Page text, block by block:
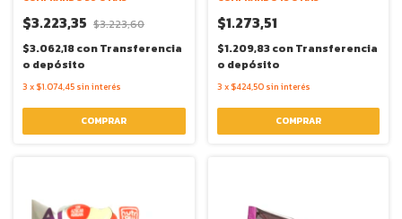
$3.223,35 $3.223,60
$3.062,18conTransferencia
o depósito
3 x $1.074,45 sin interés
$1.273,51
$1.209,83conTransferencia
o depósito
3 x $424,50 sin interés